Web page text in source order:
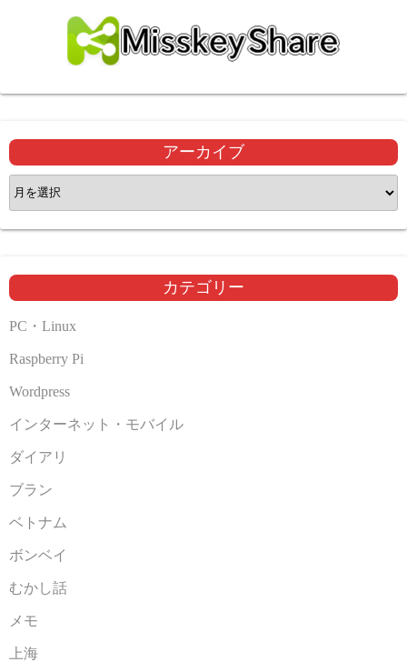
アーカイブ
ア
ー
カ
ブ
カテゴリー
PC・Linux
Raspberry Pi
Wordpress
インターネット・モバイル
ダイアリ
ブラン
ベトナム
ボンベイ
むかし話
メモ
上海